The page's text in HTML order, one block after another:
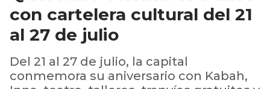
con cartelera cultural del 21
al 27 de julio
Del 21 al 27 de julio, la capital
conmemora su aniversario con Kabah,